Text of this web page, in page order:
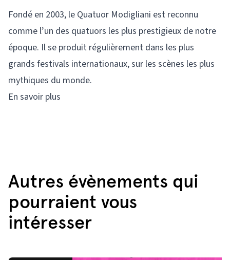
Fondé en 2003, le Quatuor Modigliani est reconnu
comme l’un des quatuors les plus prestigieux de notre
époque. Il se produit régulièrement dans les plus
grands festivals internationaux, sur les scènes les plus
mythiques du monde.
En savoir plus
Autres évènements qui
pourraient vous
intéresser